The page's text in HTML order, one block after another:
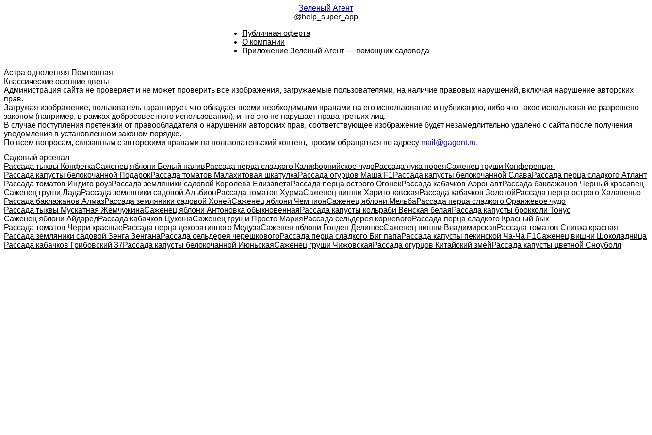
Зеленый Агент
@help_super_app
Публичная оферта
О компании
Приложение Зеленый Агент — помощник садовода
Астра однолетняя Помпонная
Классические осенние цветы
Администрация сайта не проверяет и не может проверить все изображения, загружаемые пользователями, на наличие правовых нарушений, включая нарушение авторских
прав.
Загружая изображение, пользователь гарантирует, что обладает всеми необходимыми правами на его использование и публикацию, либо что такое использование разрешено
законом (например, в рамках добросовестного использования), и что это не нарушает права третьих лиц.
В случае поступления претензии от правообладателя о нарушении авторских прав, соответствующее изображение будет незамедлительно удалено с сайта после получения
уведомления в установленном законом порядке.
По всем вопросам, связанным с авторскими правами на пользовательский контент, просим обращаться по адресу mail@gagent.ru.
Садовый арсенал
Рассада тыквы КонфеткаСаженец яблони Белый наливРассада перца сладкого Калифорнийское чудоРассада лука пореяСаженец груши Конференция
Рассада капусты белокочанной ПодарокРассада томатов Малахитовая шкатулкаРассада огурцов Маша F1Рассада капусты белокочанной СлаваРассада перца сладкого Атлант
Рассада томатов Индиго роузРассада земляники садовой Королева ЕлизаветаРассада перца острого ОгонекРассада кабачков АэронавтРассада баклажанов Черный красавец
Саженец груши ЛадаРассада земляники садовой АльбионРассада томатов ХурмаСаженец вишни ХаритоновскаяРассада кабачков ЗолотойРассада перца острого Халапеньо
Рассада баклажанов АлмазРассада земляники садовой ХонейСаженец яблони ЧемпионСаженец яблони МельбаРассада перца сладкого Оранжевое чудо
Рассада тыквы Мускатная ЖемчужинаСаженец яблони Антоновка обыкновеннаяРассада капусты кольраби Венская белаяРассада капусты брокколи Тонус
Саженец яблони АйдаредРассада кабачков ЦукешаСаженец груши Просто МарияРассада сельдерея корневогоРассада перца сладкого Красный бык
Рассада томатов Черри красныеРассада перца декоративного МедузаСаженец яблони Голден ДелишесСаженец вишни ВладимирскаяРассада томатов Сливка красная
Рассада земляники садовой Зенга ЗенганаРассада сельдерея черешковогоРассада перца сладкого Биг папаРассада капусты пекинской Ча-Ча F1Саженец вишни Шоколадница
Рассада кабачков Грибовский 37Рассада капусты белокочанной ИюньскаяСаженец груши ЧижовскаяРассада огурцов Китайский змейРассада капусты цветной Сноуболл